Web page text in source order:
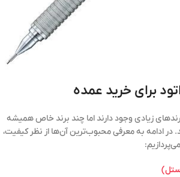
برای خرید عمده
برندهای زیادی وجود دارند اما چند برند خاص همیشه
در ادامه به معرفی محبوب‌ترین آن‌ها از نظر کیفیت،